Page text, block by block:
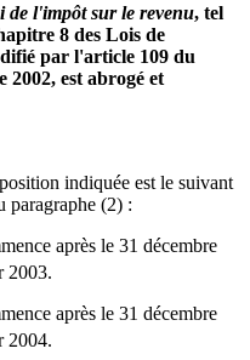
de l'impôt sur le revenu, tel
8 des Lois de
par l'article 109 du
2002, est abrogé et
indiquée est le suivant
paragraphe (2) :
après le 31 décembre
2003.
après le 31 décembre
2004.